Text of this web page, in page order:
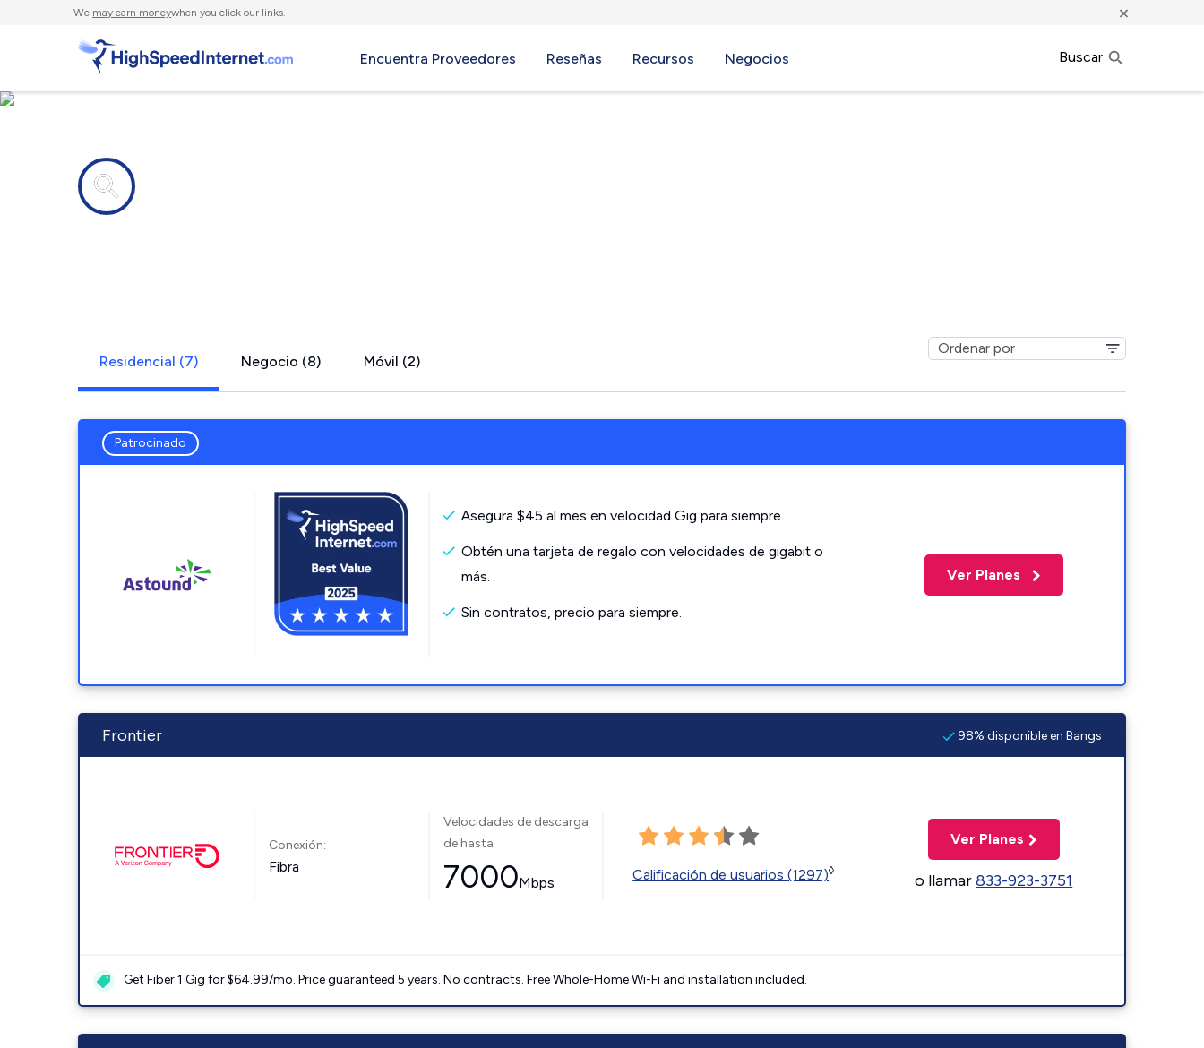
We may earn moneywhen you click our links. ×
Encuentra Proveedores Reseñas Recursos Negocios Buscar
Residencial (7) Negocio (8) Móvil (2)
Patrocinado
Asegura $45 al mes en velocidad Gig para siempre.
Obtén una tarjeta de regalo con velocidades de gigabit o
más.
Sin contratos, precio para siempre.
Ver Planes
Frontier 98% disponible en Bangs
Conexión:
Fibra
Velocidades de descarga
de hasta
7000Mbps Calificación de usuarios (1297)◊
Ver Planes
o llamar833-923-3751
Get Fiber 1 Gig for $64.99/mo. Price guaranteed 5 years. No contracts. Free Whole-Home Wi-Fi and installation included.